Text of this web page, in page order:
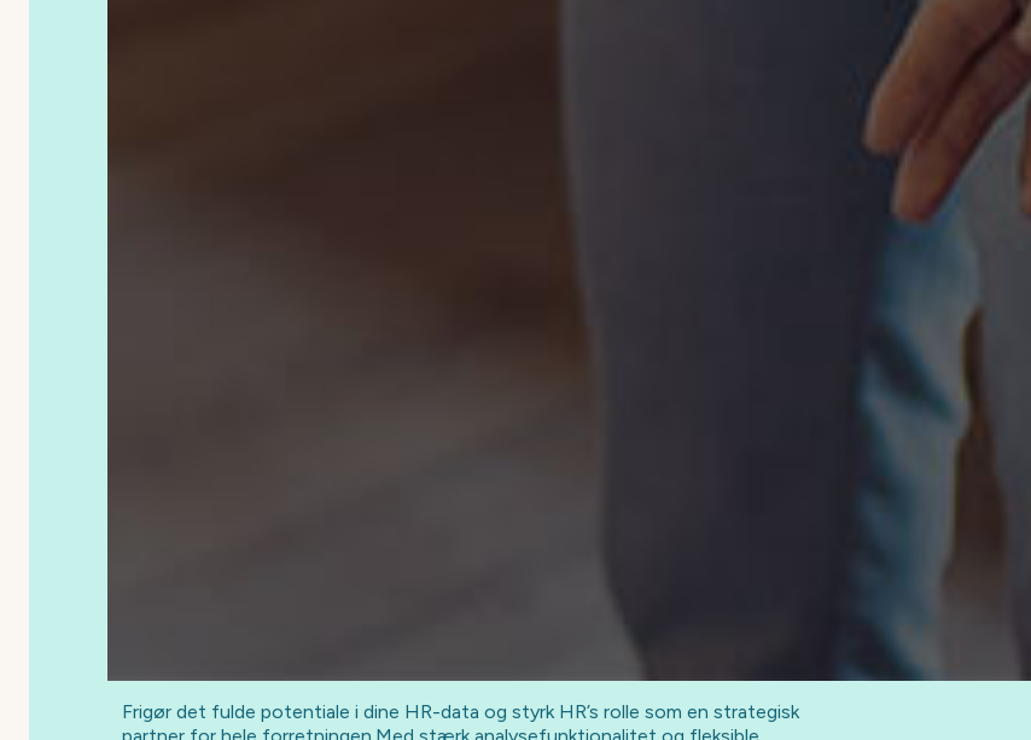
Frigør det fulde potentiale i dine HR-data og styrk HR’s rolle som en strategisk